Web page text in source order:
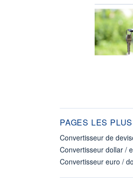
PAGES LES
Convertisseur de
Convertisseur dollar /
Convertisseur euro /